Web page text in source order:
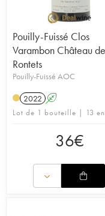
Pouilly-Fuissé Clos
Varambon Château
Rontets
Pouilly-Fuissé AOC
2022 A
Lot de 1 bouteille | 13
36€